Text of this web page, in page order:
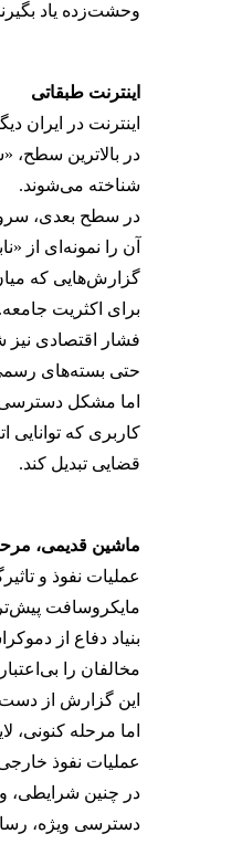
وحشت‌زده یاد
اینترنت طبقاتی
اینترنت در ایران
در بالاترین سطح،
شناخته می‌شوند.
در سطح بعدی،
آن را نمونه‌ای از
گزارش‌هایی که
برای اکثریت جامعه.
فشار اقتصادی نیز شدید است.
حتی بسته‌های رسمی
اما مشکل
کاربری که توانایی
قضایی تبدیل کند.
ماشین قدیمی،
عملیات نفوذ و
مایکروسافت پیش‌تر
بنیاد دفاع از
مخالفان را
این گزارش از دست‌کم ۲۸۹ حساب کاربری با محتوای فارسی یکسان سخن گفته بود. شبکه‌ای که ترکیبی از فعالیت انسانی و
اما مرحله
عملیات نفوذ
در چنین شرایطی،
دسترسی ویژه،